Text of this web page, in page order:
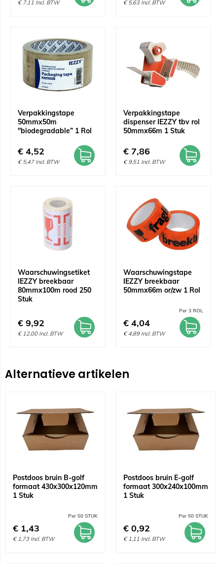
€ 7,11 Incl. BTW € 5,63 Incl. BTW
Verpakkingstape
50mmx50m
"biodegradable” 1 Rol
€ 4,52
€ 5,47 Incl. BTW
Verpakkingstape
dispenser IEZZY tbv rol
50mmx66m 1 Stuk
€ 7,86
€ 9,51 Incl. BTW
Waarschuwingsetiket
IEZZY breekbaar
80mmx100m rood 250
Stuk
€ 9,92
€ 12,00 Incl. BTW
Waarschuwingstape
IEZZY breekbaar
50mmx66m or/zw 1 Rol
Per 3 ROL
€ 4,04
€ 4,89 Incl. BTW
Alternatieve artikelen
Postdoos bruin B-golf
formaat 430x300x120mm
1 Stuk
Per 50 STUK
€ 1,43
€ 1,73 Incl. BTW
Postdoos bruin E-golf
formaat 300x240x100mm
1 Stuk
Per 50 STUK
€ 0,92
€ 1,11 Incl. BTW